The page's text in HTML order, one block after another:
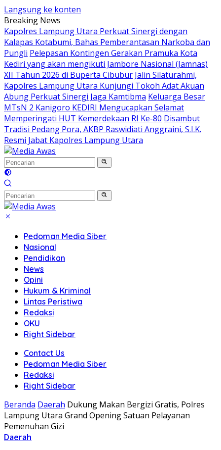
Langsung ke konten
Breaking News
Kapolres Lampung Utara Perkuat Sinergi dengan
Kalapas Kotabumi, Bahas Pemberantasan Narkoba dan
Pungli Pelepasan Kontingen Gerakan Pramuka Kota
Kediri yang akan mengikuti Jambore Nasional (Jamnas)
XII Tahun 2026 di Buperta Cibubur Jalin Silaturahmi,
Kapolres Lampung Utara Kunjungi Tokoh Adat Akuan
Abung Perkuat Sinergi Jaga Kamtibma Keluarga Besar
MTsN 2 Kanigoro KEDIRI Mengucapkan Selamat
Memperingati HUT Kemerdekaan RI Ke-80 Disambut
Tradisi Pedang Pora, AKBP Raswidiati Anggraini, S.I.K.
Resmi Jabat Kapolres Lampung Utara
Pedoman Media Siber
Nasional
Pendidikan
News
Opini
Hukum & Kriminal
Lintas Peristiwa
Redaksi
OKU
Right Sidebar
Contact Us
Pedoman Media Siber
Redaksi
Right Sidebar
Beranda Daerah Dukung Makan Bergizi Gratis, Polres
Lampung Utara Grand Opening Satuan Pelayanan
Pemenuhan Gizi
Daerah